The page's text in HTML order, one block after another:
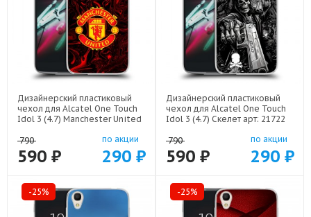
Дизайнерский пластиковый
чехол для Alcatel One Touch
Idol 3 (4.7) Manchester United
790
590 ₽
по акции
290 ₽
Дизайнерский пластиковый
чехол для Alcatel One Touch
Idol 3 (4.7) Скелет арт: 21722
790
590 ₽
по акции
290 ₽
-25% -25%